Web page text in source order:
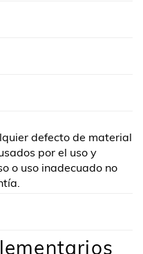
defecto de material
por el uso y
o uso inadecuado no